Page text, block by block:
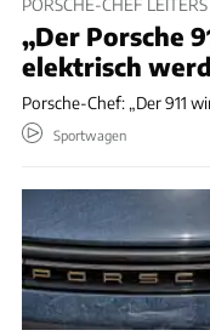
„Der Porsche
elektrisch
Porsche-Chef: „Der 911
Sportwagen